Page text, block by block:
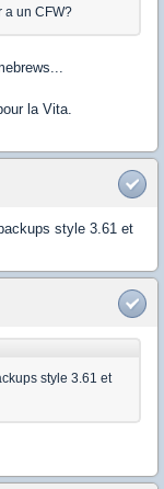
a un CFW?
la Vita.
style 3.61 et
style 3.61 et